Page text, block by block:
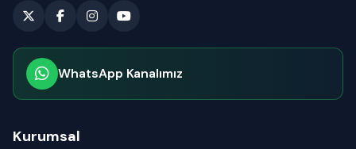
WhatsApp Kanalımız
Kurumsal